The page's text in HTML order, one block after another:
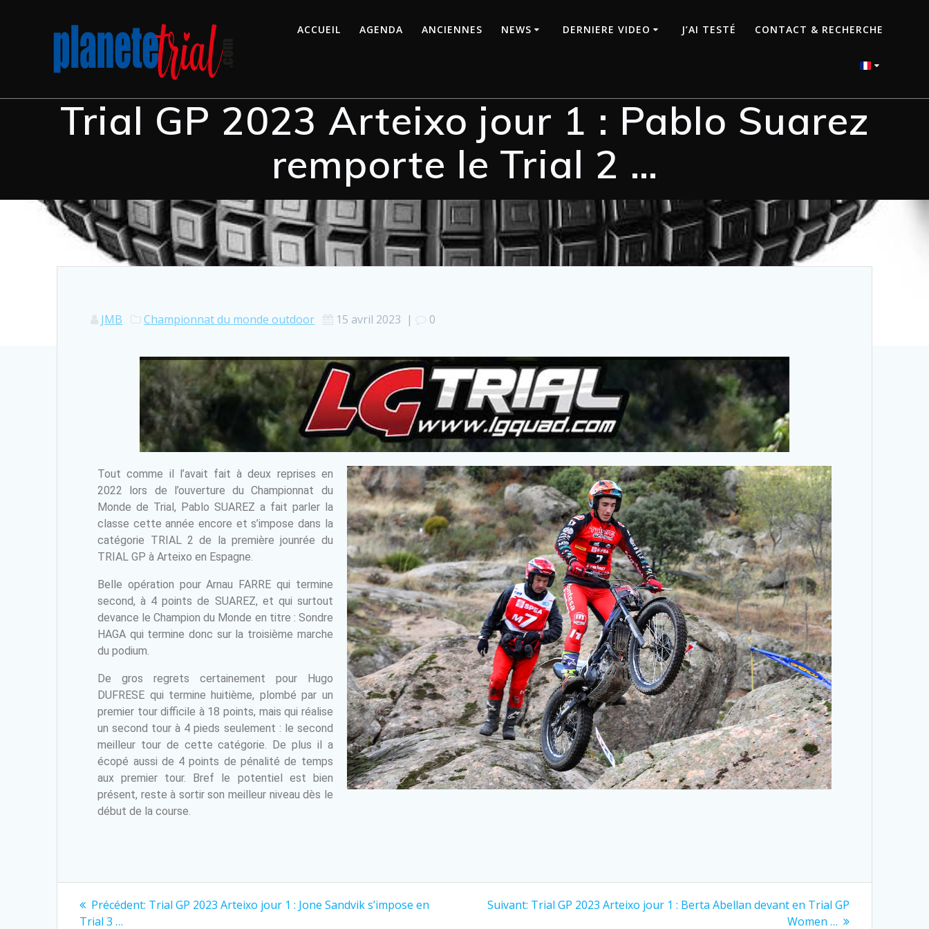
ACCUEIL AGENDA ANCIENNES NEWS DERNIERE VIDEO J’AI TESTÉ CONTACT & RECHERCHE
Trial GP 2023 Arteixo jour 1 : Pablo Suarez
remporte le Trial 2 …
JMB Championnat du monde outdoor 15 avril 2023 | 0
Tout comme il l’avait fait à deux reprises en
2022 lors de l’ouverture du Championnat du
Monde de Trial, Pablo SUAREZ a fait parler la
classe cette année encore et s’impose dans la
catégorie TRIAL 2 de la première jounrée du
TRIAL GP à Arteixo en Espagne.
Belle opération pour Arnau FARRE qui termine
second, à 4 points de SUAREZ, et qui surtout
devance le Champion du Monde en titre : Sondre
HAGA qui termine donc sur la troisième marche
du podium.
De gros regrets certainement pour Hugo
DUFRESE qui termine huitième, plombé par un
premier tour difficile à 18 points, mais qui réalise
un second tour à 4 pieds seulement : le second
meilleur tour de cette catégorie. De plus il a
écopé aussi de 4 points de pénalité de temps
aux premier tour. Bref le potentiel est bien
présent, reste à sortir son meilleur niveau dès le
début de la course.
Précédent: Trial GP 2023 Arteixo jour 1 : Jone Sandvik s’impose en
Trial 3 …
Suivant: Trial GP 2023 Arteixo jour 1 : Berta Abellan devant en Trial GP
Women …